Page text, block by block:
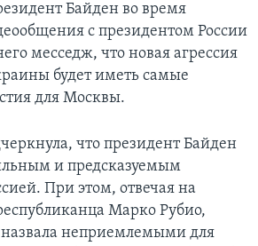
Байден во время
с президентом России
месседж, что новая агрессия
будет иметь самые
для Москвы.
что президент Байден
и предсказуемым
При этом, отвечая на
Марко Рубио,
неприемлемыми для